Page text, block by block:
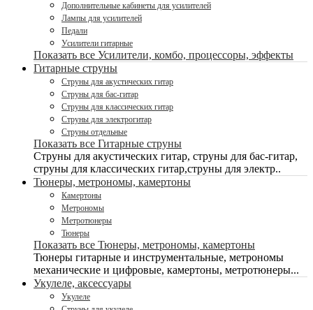
Дополнительные кабинеты для усилителей
Лампы для усилителей
Педали
Усилители гитарные
Показать все Усилители, комбо, процессоры, эффекты
Гитарные струны
Струны для акустических гитар
Струны для бас-гитар
Струны для классических гитар
Струны для электрогитар
Струны отдельные
Показать все Гитарные струны
Струны для акустических гитар, струны для бас-гитар,
струны для классических гитар,струны для электр..
Тюнеры, метрономы, камертоны
Камертоны
Метрономы
Метротюнеры
Тюнеры
Показать все Тюнеры, метрономы, камертоны
Тюнеры гитарные и инструментальные, метрономы
механические и цифровые, камертоны, метротюнеры...
Укулеле, аксессуары
Укулеле